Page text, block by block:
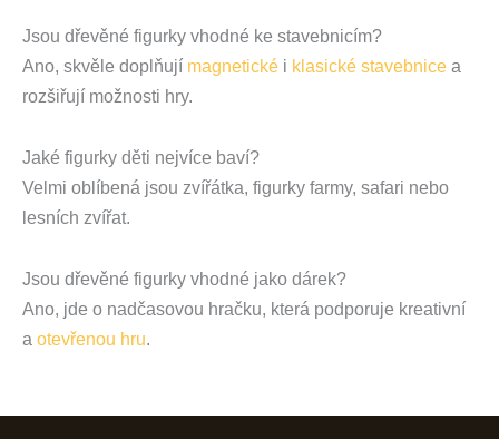
Jsou dřevěné figurky vhodné ke stavebnicím?
Ano, skvěle doplňují magnetické i klasické stavebnice a
rozšiřují možnosti hry.
Jaké figurky děti nejvíce baví?
Velmi oblíbená jsou zvířátka, figurky farmy, safari nebo
lesních zvířat.
Jsou dřevěné figurky vhodné jako dárek?
Ano, jde o nadčasovou hračku, která podporuje kreativní
a otevřenou hru.